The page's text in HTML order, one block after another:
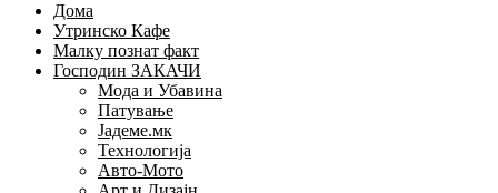
Дома
Утринско Кафе
Малку познат факт
Господин ЗАКАЧИ
Мода и Убавина
Патување
Јадеме.мк
Технологија
Авто-Мото